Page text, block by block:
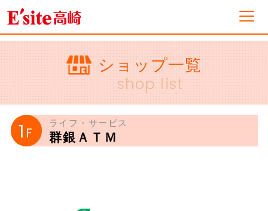
フロアガイド
ショップ一覧
イベント&ニュース
ショップ一覧
shop list
1 F
ライフ・サービス
群銀ＡＴＭ